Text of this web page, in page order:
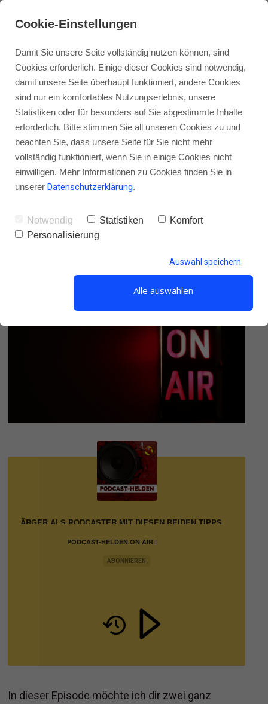
Spare Zeit, Geld und Ärger als
Podcaster mit diesen beiden
Tipps
von Gordon Schönwälder 16. Februar 2018 7
PODCAST-HELDEN ON AIR |
MARKETING UND VERTRIEB
ABONNIEREN
ÄRGER ALS PODCASTER MIT DIESEN BEIDEN TIPPS
In dieser Episode möchte ich dir zwei ganz
Cookie-Einstellungen
Damit Sie unsere Seite vollständig nutzen können, sind
Cookies erforderlich. Einige dieser Cookies sind notwendig,
damit unsere Seite überhaupt funktioniert, andere Cookies
sind nur ein komfortables Nutzungserlebnis, unsere
Statistiken oder für besonders auf Sie abgestimmte Inhalte
erforderlich. Bitte stimmen Sie all unseren Cookies zu und
beachten Sie, dass unsere Seite für Sie nicht mehr
vollständig funktioniert, wenn Sie in einige Cookies nicht
einwilligen. Mehr Informationen zu Cookies finden Sie in
unserer Datenschutzerklärung.
Notwendig Statistiken
Komfort
Personalisierung
Auswahl speichern
Alle auswählen